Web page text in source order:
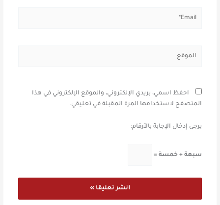
احفظ اسمي، بريدي الإلكتروني، والموقع الإلكتروني في هذا
المتصفح لاستخدامها المرة المقبلة في تعليقي.
يرجى إدخال الإجابة بالأرقام:
سبعة + خمسة =